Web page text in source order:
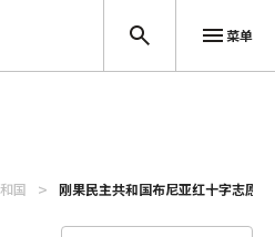
菜单
国 刚果民主共和国布尼亚红十字志愿